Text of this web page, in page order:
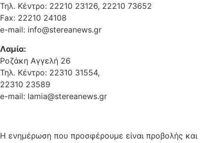
Τηλ. Κέντρο: 22210 23126, 22210 73652
Fax: 22210 24108
e-mail: info@stereanews.gr
Λαμία:
Ροζάκη Αγγελή 26
Τηλ. Κέντρο: 22310 31554,
22310 23589
e-mail: lamia@stereanews.gr
Η ενημέρωση που προσφέρουμε είναι προβολής και